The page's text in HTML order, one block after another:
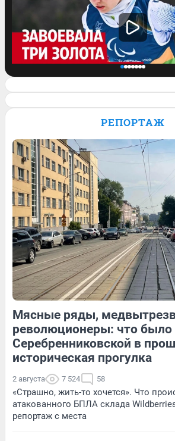
Паралимпиаде: история
9 Обсудить
120 1 16
Обсудить 18
РЕПОРТАЖ
Мясные ряды,
революционеры: что было
Серебренниковской в
историческая прогулка
2 августа 7 524 58
«Страшно, жить-то хочется». Что
атакованного БПЛА склада
репортаж с места